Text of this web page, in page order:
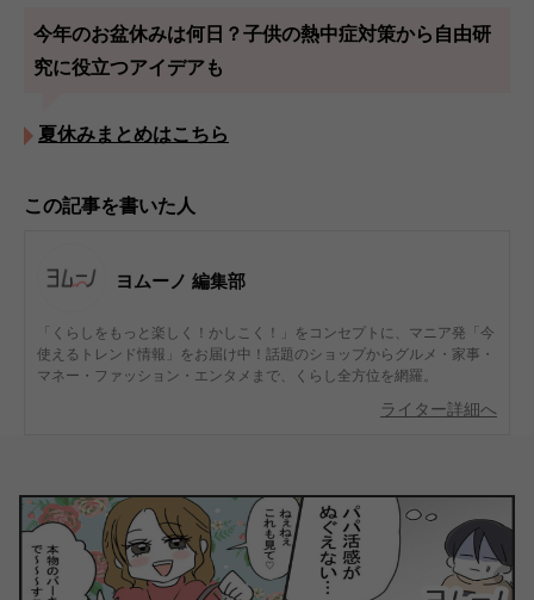
今年のお盆休みは何日？子供の熱中症対策から自由研
究に役立つアイデアも
夏休みまとめはこちら
この記事を書いた人
ヨムーノ 編集部
「くらしをもっと楽しく！かしこく！」をコンセプトに、マニア発「今
使えるトレンド情報」をお届け中！話題のショップからグルメ・家事・
マネー・ファッション・エンタメまで、くらし全方位を網羅。
ライター詳細へ